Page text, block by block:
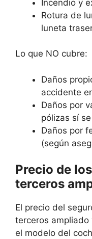
Incendio y
Rotura de
luneta
Lo que NO cubre:
Daños
accidente
Daños por
pólizas sí
Daños por
(según
Precio de
terceros
El precio del
terceros ampliado
el modelo del